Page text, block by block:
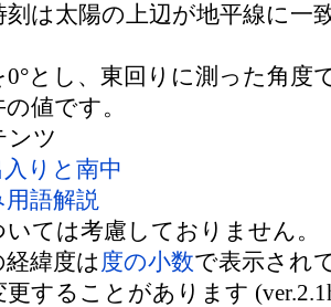
刻は太陽の上辺が地平線に一
0°とし、東回りに測った角度
値です。
ンツ
入りと南中
用語解説
いては考慮しておりません。
緯度は 度の小数で表示され
することがあります